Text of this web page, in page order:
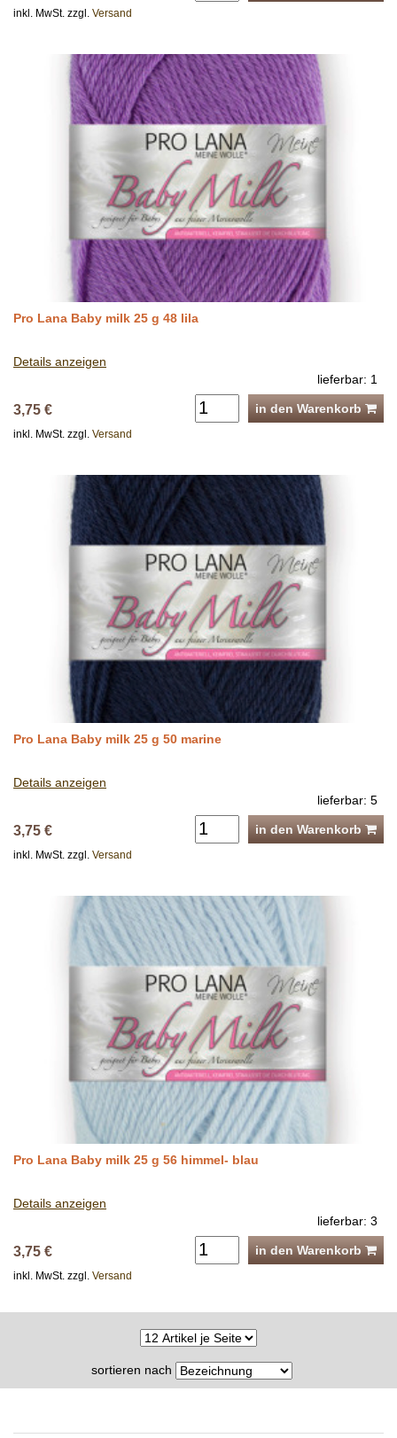
inkl. MwSt. zzgl. Versand
Pro Lana Baby milk 25 g 48 lila
Details anzeigen
lieferbar: 1
3,75 € in den Warenkorb
inkl. MwSt. zzgl. Versand
Pro Lana Baby milk 25 g 50 marine
Details anzeigen
lieferbar: 5
3,75 € in den Warenkorb
inkl. MwSt. zzgl. Versand
Pro Lana Baby milk 25 g 56 himmel- blau
Details anzeigen
lieferbar: 3
3,75 € in den Warenkorb
inkl. MwSt. zzgl. Versand
sortieren nach